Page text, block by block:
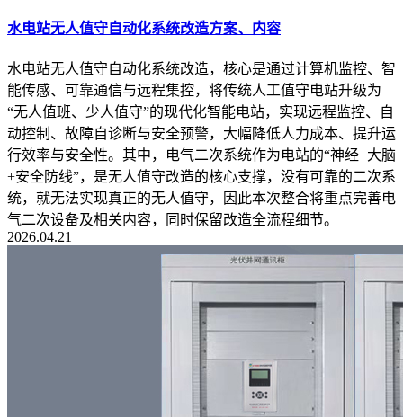
水电站无人值守自动化系统改造方案、内容
水电站无人值守自动化系统改造，核心是通过计算机监控、智
能传感、可靠通信与远程集控，将传统人工值守电站升级为
“无人值班、少人值守”的现代化智能电站，实现远程监控、自
动控制、故障自诊断与安全预警，大幅降低人力成本、提升运
行效率与安全性。其中，电气二次系统作为电站的“神经+大脑
+安全防线”，是无人值守改造的核心支撑，没有可靠的二次系
统，就无法实现真正的无人值守，因此本次整合将重点完善电
气二次设备及相关内容，同时保留改造全流程细节。
2026.04.21